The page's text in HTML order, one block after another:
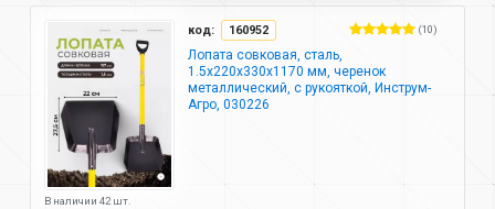
код: 160952 (10)
Лопата совковая, сталь,
1.5х220х330х1170 мм, черенок
металлический, с рукояткой, Инструм-
Агро, 030226
В наличии 42 шт.